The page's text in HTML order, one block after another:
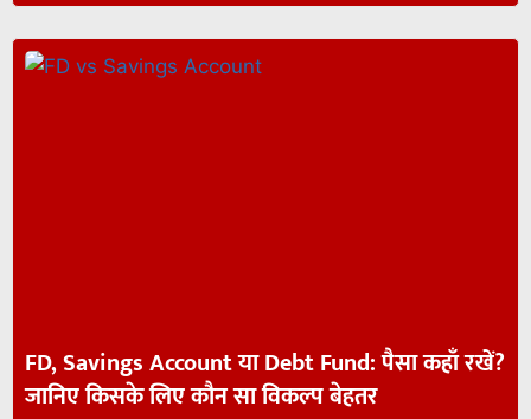
FD, Savings Account या Debt Fund: पैसा कहाँ रखें?
जानिए किसके लिए कौन सा विकल्प बेहतर